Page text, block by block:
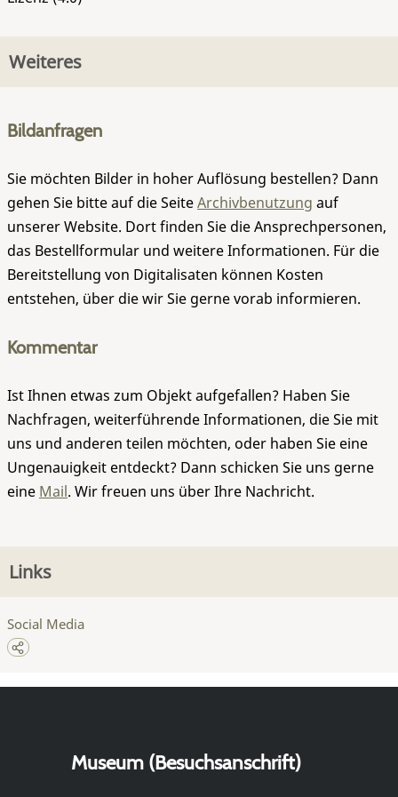
Weiteres
Bildanfragen
Sie möchten Bilder in hoher Auflösung bestellen? Dann
gehen Sie bitte auf die SeiteArchivbenutzung auf
unserer Website. Dort finden Sie die Ansprechpersonen,
das Bestellformular und weitere Informationen. Für die
Bereitstellung von Digitalisaten können Kosten
entstehen, über die wir Sie gerne vorab informieren.
Kommentar
Ist Ihnen etwas zum Objekt aufgefallen? Haben Sie
Nachfragen, weiterführende Informationen, die Sie mit
uns und anderen teilen möchten, oder haben Sie eine
Ungenauigkeit entdeckt? Dann schicken Sie uns gerne
eine Mail. Wir freuen uns über Ihre Nachricht.
Links
Social Media
Museum (Besuchsanschrift)